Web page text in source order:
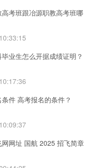
考班跟冶源职教高考班哪
业生怎么开据成绩证明？
件 高考报名的条件？
网址 国航 2025 招飞简章